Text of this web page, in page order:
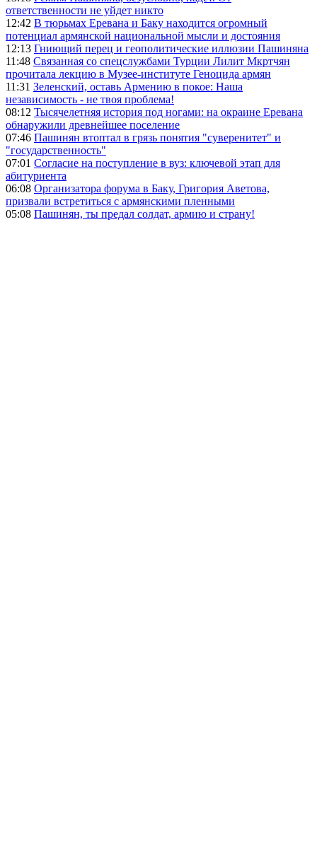
ответственности не уйдет никто
12:42 В тюрьмах Еревана и Баку находится огромный
потенциал армянской национальной мысли и достояния
12:13 Гниющий перец и геополитические иллюзии Пашиняна
11:48 Связанная со спецслужбами Турции Лилит Мкртчян
прочитала лекцию в Музее-институте Геноцида армян
11:31 Зеленский, оставь Армению в покое: Наша
независимость - не твоя проблема!
08:12 Тысячелетняя история под ногами: на окраине Еревана
обнаружили древнейшее поселение
07:46 Пашинян втоптал в грязь понятия "суверенитет" и
"государственность"
07:01 Согласие на поступление в вуз: ключевой этап для
абитуриента
06:08 Организатора форума в Баку, Григория Аветова,
призвали встретиться с армянскими пленными
05:08 Пашинян, ты предал солдат, армию и страну!